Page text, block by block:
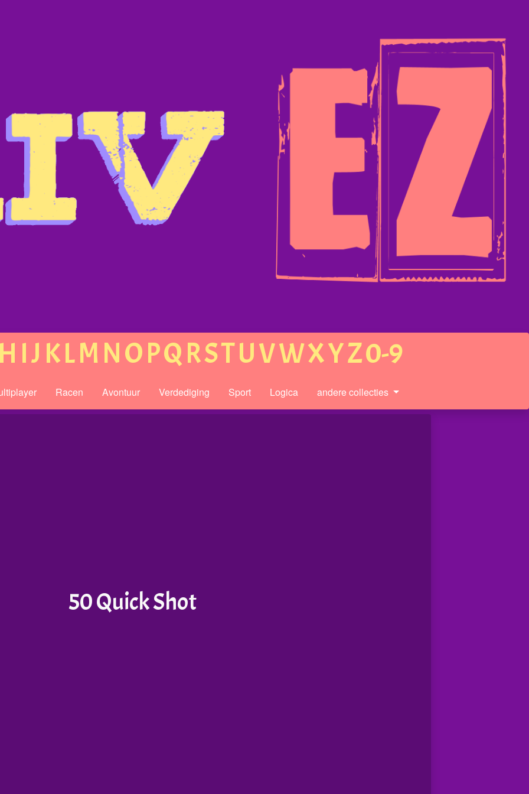
IJ KLMNOPQRSTUVWXYZ0-9
Racen Avontuur Verdediging Sport Logica andere collecties
50 Quick Shot